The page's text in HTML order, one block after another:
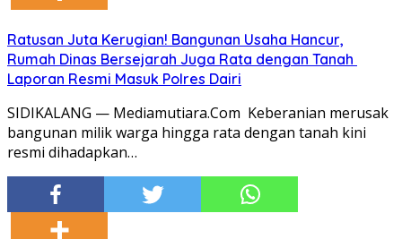
Ratusan Juta Kerugian! Bangunan Usaha Hancur,
Rumah Dinas Bersejarah Juga Rata dengan Tanah
Laporan Resmi Masuk Polres Dairi
SIDIKALANG — Mediamutiara.Com Keberanian merusak
bangunan milik warga hingga rata dengan tanah kini
resmi dihadapkan…